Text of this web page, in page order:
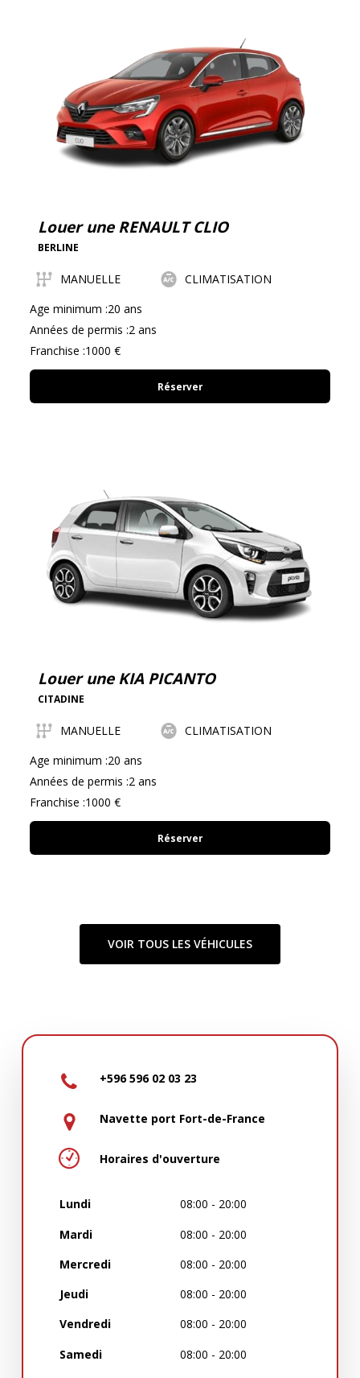
Louer une RENAULT CLIO
BERLINE
MANUELLE
CLIMATISATION
Age minimum :20 ans
Années de permis :2 ans
Franchise :1000 €
Réserver
Louer une KIA PICANTO
CITADINE
MANUELLE
CLIMATISATION
Age minimum :20 ans
Années de permis :2 ans
Franchise :1000 €
Réserver
VOIR TOUS LES VÉHICULES
+596 596 02 03 23
Navette port Fort-de-France
Horaires d'ouverture
Lundi
08:00 - 20:00
Mardi
08:00 - 20:00
Mercredi
08:00 - 20:00
Jeudi
08:00 - 20:00
Vendredi
08:00 - 20:00
Samedi
08:00 - 20:00